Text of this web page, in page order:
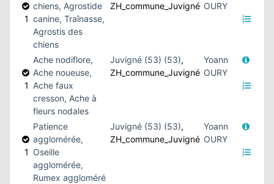
1
chiens, Agrostide
canine, Traînasse,
Agrostis des
chiens
ZH_commune_Juvigné OURY
1
Ache nodiflore,
Ache noueuse,
Ache faux
cresson, Ache à
fleurs nodales
Juvigné (53) (53),
ZH_commune_Juvigné
Yoann
OURY
1
Patience
agglomérée,
Oseille
agglomérée,
Rumex aggloméré
Juvigné (53) (53),
ZH_commune_Juvigné
Yoann
OURY